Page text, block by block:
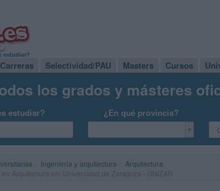
Carreras Selectividad/PAU Masters Cursos
los grados y másteres
estudiar? ¿En qué provincia?
Ingeniería y arquitectura
Arquitectura